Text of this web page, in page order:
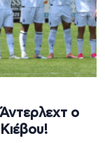
ο